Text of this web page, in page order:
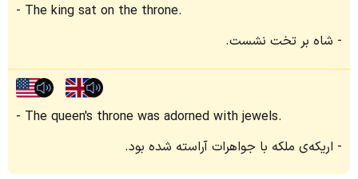
The king sat on the throne.
شاه بر تخت نشست.
The queen's throne was adorned with jewels.
اریکه‌ی ملکه با جواهرات آراسته شده بود.